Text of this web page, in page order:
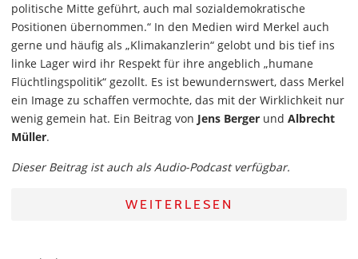
politische Mitte geführt, auch mal sozialdemokratische
Positionen übernommen.“ In den Medien wird Merkel auch
gerne und häufig als „Klimakanzlerin“ gelobt und bis tief ins
linke Lager wird ihr Respekt für ihre angeblich „humane
Flüchtlingspolitik“ gezollt. Es ist bewundernswert, dass Merkel
ein Image zu schaffen vermochte, das mit der Wirklichkeit nur
wenig gemein hat. Ein Beitrag von Jens Berger und Albrecht
Müller.
Dieser Beitrag ist auch als Audio-Podcast verfügbar.
WEITERLESEN